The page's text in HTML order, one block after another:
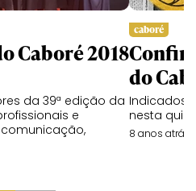
Caboré 2018
da 39ª edição da
e
caboré
do
Indicados
nesta
8 anos atrás